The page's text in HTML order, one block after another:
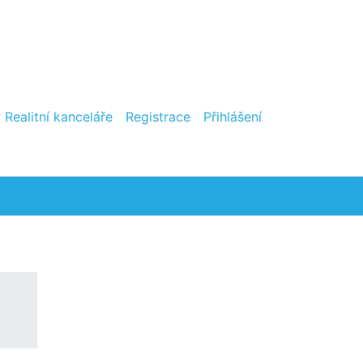
Realitní kanceláře Registrace Přihlášení